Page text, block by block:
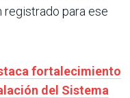
registrado para ese
fortalecimiento
del Sistema